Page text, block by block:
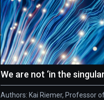
We are not ‘in the
Authors: Kai Riemer, Professor